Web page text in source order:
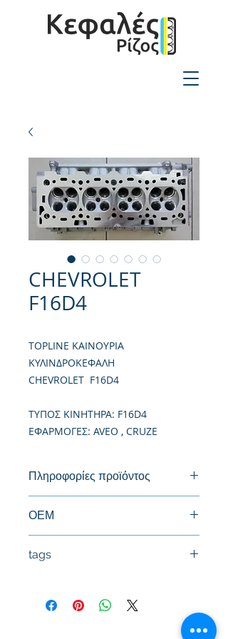
CHEVROLET
F16D4
TOPLINE ΚΑΙΝΟΥΡΙΑ
ΚΥΛΙΝΔΡΟΚΕΦΑΛΗ
CHEVROLET F16D4
TΥΠΟΣ ΚΙΝΗΤΗΡΑ: F16D4
ΕΦΑΡΜΟΓΕΣ: AVEO , CRUZE
Πληροφορίες προϊόντος
ΟΕΜ
55559340
tags
#Κυλινδροκεφαλή #Κεφαλάρι
#TPTOPLINE